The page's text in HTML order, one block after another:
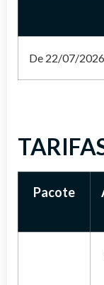
*CAFÉ DA
uma
muralhas.
De 22/07/
Pacote